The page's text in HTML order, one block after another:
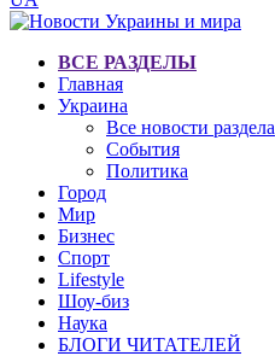
ВСЕ РАЗДЕЛЫ
Главная
Украина
Все новости раздела
События
Политика
Город
Мир
Бизнес
Спорт
Lifestyle
Шоу-биз
Наука
БЛОГИ ЧИТАТЕЛЕЙ